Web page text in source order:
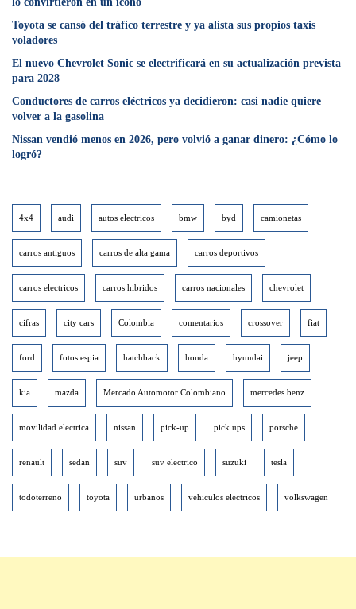
Toyota se cansó del tráfico terrestre y ya alista sus propios taxis
voladores
El nuevo Chevrolet Sonic se electrificará en su actualización prevista
para 2028
Conductores de carros eléctricos ya decidieron: casi nadie quiere
volver a la gasolina
Nissan vendió menos en 2026, pero volvió a ganar dinero: ¿Cómo lo
logró?
4x4 audi autos electricos bmw byd camionetas
carros antiguos carros de alta gama carros deportivos
carros electricos carros hibridos carros nacionales chevrolet
cifras city cars Colombia comentarios crossover fiat
ford fotos espia hatchback honda hyundai jeep
kia mazda Mercado Automotor Colombiano mercedes benz
movilidad electrica nissan pick-up pick ups porsche
renault sedan suv suv electrico suzuki tesla
todoterreno toyota urbanos vehiculos electricos volkswagen